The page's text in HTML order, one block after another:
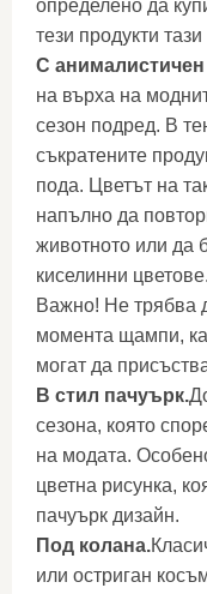
определено да
тези продукти
С анималистичен
на върха на
сезон подред. В
съкратените
пода. Цветът на
напълно да
животното или да
киселинни цветове.
Важно! Не трябва
момента щампи,
могат да
В стил пачуърк.
сезона, която
на модата.
цветна рисунка,
пачуърк дизайн.
Под колана.
или остриган